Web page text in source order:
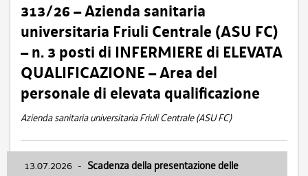
313/26 – Azienda sanitaria
universitaria Friuli Centrale (ASU FC)
– n. 3 posti di INFERMIERE di ELEVATA
QUALIFICAZIONE – Area del
personale di elevata qualificazione
Azienda sanitaria universitaria Friuli Centrale (ASU FC)
13.07.2026 - Scadenza della presentazione delle